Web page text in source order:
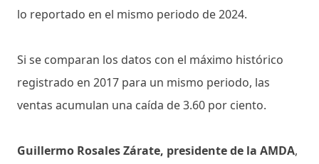
lo reportado en el mismo periodo de 2024.
Si se comparan los datos con el máximo histórico
registrado en 2017 para un mismo periodo, las
ventas acumulan una caída de 3.60 por ciento.
Guillermo Rosales Zárate, presidente de la AMDA,